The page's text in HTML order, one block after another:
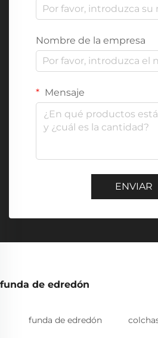
Nombre de la empresa
Mensaje
ENVIAR
funda de edredón
funda de edredón